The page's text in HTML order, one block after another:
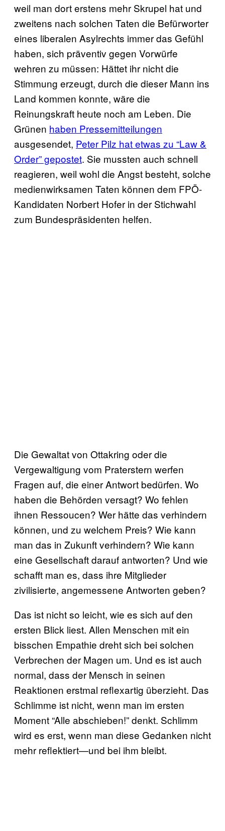
weil man dort erstens mehr Skrupel hat und
zweitens nach solchen Taten die Befürworter
eines liberalen Asylrechts immer das Gefühl
haben, sich präventiv gegen Vorwürfe
wehren zu müssen: Hättet ihr nicht die
Stimmung erzeugt, durch die dieser Mann ins
Land kommen konnte, wäre die
Reinungskraft heute noch am Leben. Die
Grünen haben Pressemitteilungen
ausgesendet, Peter Pilz hat etwas zu “Law &
Order” gepostet. Sie mussten auch schnell
reagieren, weil wohl die Angst besteht, solche
medienwirksamen Taten können dem FPÖ-
Kandidaten Norbert Hofer in der Stichwahl
zum Bundespräsidenten helfen.
Die Gewaltat von Ottakring oder die
Vergewaltigung vom Praterstern werfen
Fragen auf, die einer Antwort bedürfen. Wo
haben die Behörden versagt? Wo fehlen
ihnen Ressoucen? Wer hätte das verhindern
können, und zu welchem Preis? Wie kann
man das in Zukunft verhindern? Wie kann
eine Gesellschaft darauf antworten? Und wie
schafft man es, dass ihre Mitglieder
zivilisierte, angemessene Antworten geben?
Das ist nicht so leicht, wie es sich auf den
ersten Blick liest. Allen Menschen mit ein
bisschen Empathie dreht sich bei solchen
Verbrechen der Magen um. Und es ist auch
normal, dass der Mensch in seinen
Reaktionen erstmal reflexartig überzieht. Das
Schlimme ist nicht, wenn man im ersten
Moment “Alle abschieben!” denkt. Schlimm
wird es erst, wenn man diese Gedanken nicht
mehr reflektiert—und bei ihm bleibt.